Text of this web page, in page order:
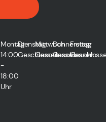
Montag
14:00
-
18:00
Uhr
Dienstag
Geschlossen
Mittwoch
Geschlossen
Donnerstag
Geschlossen
Freitag